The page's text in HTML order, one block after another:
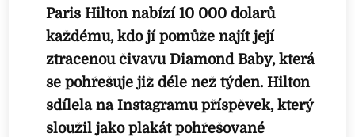
Paris Hilton nabízí 10 000 dolarů
každému, kdo jí pomůže najít její
ztracenou čivavu Diamond Baby, která
se pohřešuje již déle než týden. Hilton
sdílela na Instagramu příspěvek, který
sloužil jako plakát pohřešované